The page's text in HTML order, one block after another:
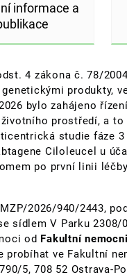
informace a
4 zákona č. 78/
produkty,
bylo zahájeno
prostředí, a
studie fáze
Ciloleucel u
po první linii
2026/940/2443,
sídlem V Parku 2308/
od Fakultní
probíhat ve Fakultní
5, 708 52 Ostrava-